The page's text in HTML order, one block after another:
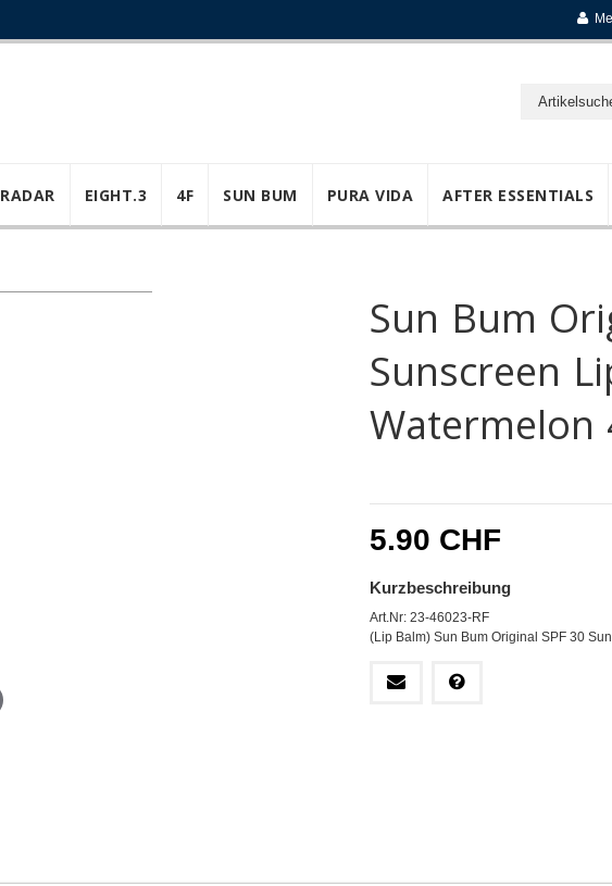
RADAR EIGHT.3 4F SUN BUM PURA VIDA AFTER ESSENTIALS
Sun Bum
Sunscreen
Watermelon
5.90 CHF
Kurzbeschreibung
Art.Nr: 23-46023-RF
(Lip Balm) Sun Bum Original SPF 30